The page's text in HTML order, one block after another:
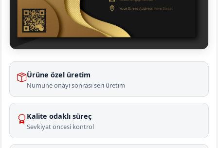
Ürüne özel üretim
Numune onayı sonrası seri üretim
Kalite odaklı süreç
Sevkiyat öncesi kontrol